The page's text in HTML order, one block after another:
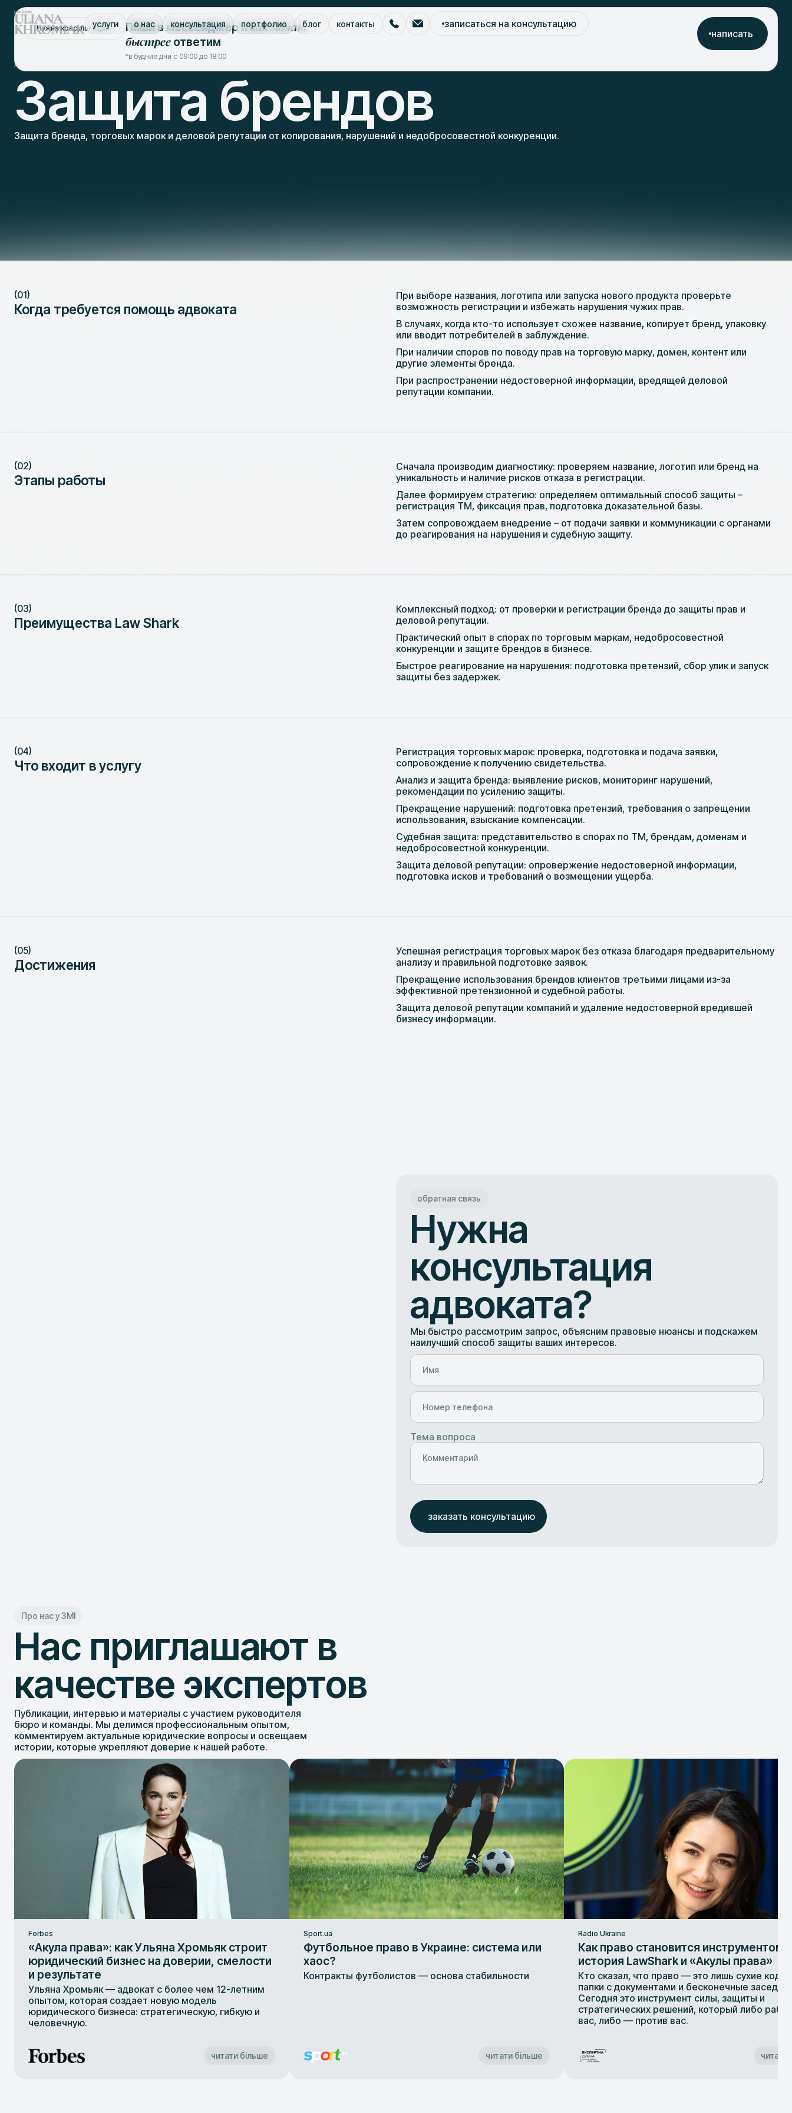
услуги о нас консультация портфолио блог контакты записаться на консультацию
Нужна консультация? Пиши в мессенджер икак можно
быстрее ответим
*в будние дни с 09:00 до 18:00
написать
Адвокат Львов
Защита брендов
Защита бренда, торговых марок и деловой репутации от копирования, нарушений и недобросовестной конкуренции.
(01)
Когда требуется помощь адвоката
При выборе названия, логотипа или запуска нового продукта проверьте
возможность регистрации и избежать нарушения чужих прав.
В случаях, когда кто-то использует схожее название, копирует бренд, упаковку
или вводит потребителей в заблуждение.
При наличии споров по поводу прав на торговую марку, домен, контент или
другие элементы бренда.
При распространении недостоверной информации, вредящей деловой
репутации компании.
(02)
Этапы работы
Сначала производим диагностику: проверяем название, логотип или бренд на
уникальность и наличие рисков отказа в регистрации.
Далее формируем стратегию: определяем оптимальный способ защиты –
регистрация ТМ, фиксация прав, подготовка доказательной базы.
Затем сопровождаем внедрение – от подачи заявки и коммуникации с органами
до реагирования на нарушения и судебную защиту.
(03)
Преимущества Law Shark
Комплексный подход: от проверки и регистрации бренда до защиты прав и
деловой репутации.
Практический опыт в спорах по торговым маркам, недобросовестной
конкуренции и защите брендов в бизнесе.
Быстрое реагирование на нарушения: подготовка претензий, сбор улик и запуск
защиты без задержек.
(04)
Что входит в услугу
Регистрация торговых марок: проверка, подготовка и подача заявки,
сопровождение к получению свидетельства.
Анализ и защита бренда: выявление рисков, мониторинг нарушений,
рекомендации по усилению защиты.
Прекращение нарушений: подготовка претензий, требования о запрещении
использования, взыскание компенсации.
Судебная защита: представительство в спорах по ТМ, брендам, доменам и
недобросовестной конкуренции.
Защита деловой репутации: опровержение недостоверной информации,
подготовка исков и требований о возмещении ущерба.
(05)
Достижения
Успешная регистрация торговых марок без отказа благодаря предварительному
анализу и правильной подготовке заявок.
Прекращение использования брендов клиентов третьими лицами из-за
эффективной претензионной и судебной работы.
Защита деловой репутации компаний и удаление недостоверной вредившей
бизнесу информации.
обратная связь
Нужна
консультация
адвоката?
Мы быстро рассмотрим запрос, объясним правовые нюансы и подскажем
наилучший способ защиты ваших интересов.
Тема вопроса
Про нас у ЗМІ
Нас приглашают в
качестве экспертов
Публикации, интервью и материалы с участием руководителя
бюро и команды. Мы делимся профессиональным опытом,
комментируем актуальные юридические вопросы и освещаем
истории, которые укрепляют доверие к нашей работе.
Forbes
«Акула права»: как Ульяна Хромьяк строит
юридический бизнес на доверии, смелости
и результате
Ульяна Хромьяк — адвокат с более чем 12-летним
опытом, которая создает новую модель
юридического бизнеса: стратегическую, гибкую и
человечную.
читати більше
Sport.ua
Футбольное право в Украине: система или
хаос?
Контракты футболистов — основа стабильности
читати більше
Radio Ukraine
Как право становится инструментом
история LawShark и «Акулы права»
Кто сказал, что право — это лишь сухие
папки с документами и бесконечные
Сегодня это инструмент силы, защиты и
стратегических решений, который либо
вас, либо — против вас.
читати